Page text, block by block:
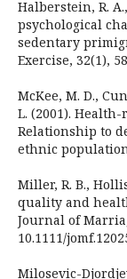
Halberstein, R.
psychological
sedentary
Exercise, 32(1),
McKee, M. D.,
L. (2001).
Relationship to
ethnic
Miller, R. B.,
quality and
Journal of
10.1111/
Milosevic-